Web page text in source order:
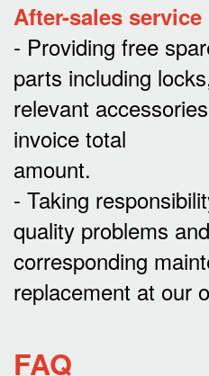
After-sales service
- Providing free
parts including
relevant
invoice total
amount.
- Taking
quality problems
corresponding
replacement at our
FAQ